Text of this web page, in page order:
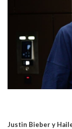
Justin Bieber y